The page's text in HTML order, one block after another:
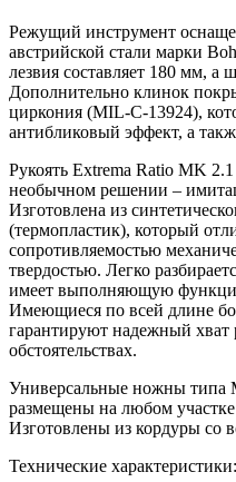
Режущий инструмент
австрийской стали марки
лезвия составляет 180 мм, а
Дополнительно клинок
циркония (MIL-C-13924),
антибликовый эффект, а
Рукоять Extrema Ratio MK
необычном решении –
Изготовлена из
(термопластик), который
сопротивляемостью
твердостью. Легко
имеет выполняющую
Имеющиеся по всей длине
гарантируют надежный
обстоятельствах.
Универсальные ножны типа
размещены на любом
Изготовлены из кордуры со
Технические характеристики: